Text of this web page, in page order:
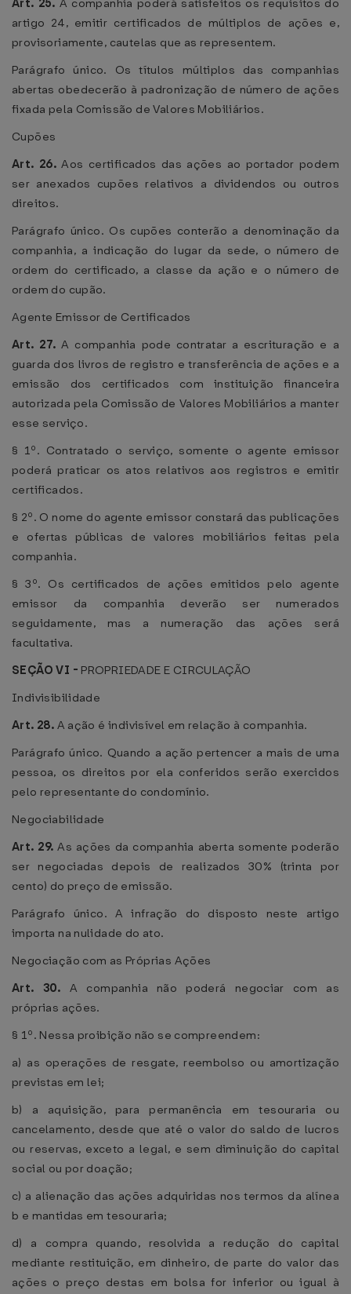
Art. 25. A companhia poderá satisfeitos os requisitos do
artigo 24, emitir certificados de múltiplos de ações e,
provisoriamente, cautelas que as representem.
Parágrafo único. Os títulos múltiplos das companhias
abertas obedecerão à padronização de número de ações
fixada pela Comissão de Valores Mobiliários.
Cupões
Art. 26.Aos certificados das ações ao portador podem
ser anexados cupões relativos a dividendos ou outros
direitos.
Parágrafo único. Os cupões conterão a denominação da
companhia, a indicação do lugar da sede, o número de
ordem do certificado, a classe da ação e o número de
ordem do cupão.
Agente Emissor de Certificados
Art. 27.A companhia pode contratar a escrituração e a
guarda dos livros de registro e transferência de ações e a
emissão dos certificados com instituição financeira
autorizada pela Comissão de Valores Mobiliários a manter
esse serviço.
§ 1º. Contratado o serviço, somente o agente emissor
poderá praticar os atos relativos aos registros e emitir
certificados.
§ 2º. O nome do agente emissor constará das publicações
e ofertas públicas de valores mobiliários feitas pela
companhia.
§ 3º. Os certificados de ações emitidos pelo agente
emissor da companhia deverão ser numerados
seguidamente, mas a numeração das ações será
facultativa.
SEÇÃO VI - PROPRIEDADE E CIRCULAÇÃO
Indivisibilidade
Art. 28. A ação é indivisível em relação à companhia.
Parágrafo único. Quando a ação pertencer a mais de uma
pessoa, os direitos por ela conferidos serão exercidos
pelo representante do condomínio.
Negociabilidade
Art. 29.As ações da companhia aberta somente poderão
ser negociadas depois de realizados 30% (trinta por
cento) do preço de emissão.
Parágrafo único. A infração do disposto neste artigo
importa na nulidade do ato.
Negociação com as Próprias Ações
Art. 30. A companhia não poderá negociar com as
próprias ações.
§ 1º. Nessa proibição não se compreendem:
a) as operações de resgate, reembolso ou amortização
previstas em lei;
b) a aquisição, para permanência em tesouraria ou
cancelamento, desde que até o valor do saldo de lucros
ou reservas, exceto a legal, e sem diminuição do capital
social ou por doação;
c) a alienação das ações adquiridas nos termos da alínea
b e mantidas em tesouraria;
d) a compra quando, resolvida a redução do capital
mediante restituição, em dinheiro, de parte do valor das
ações o preço destas em bolsa for inferior ou igual à